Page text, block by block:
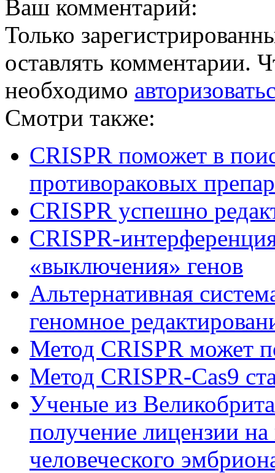
Ваш комментарий:
Только
оставлять комментарии.
необходимо
Смотри также:
CRISPR поможет в
противораковых
CRISPR успешно
CRISPR-
«выключения» генов
Альтернативная
геномное
Метод CRISPR может
Метод CRISPR-Cas9
Ученые из
получение лицензии на
человеческого